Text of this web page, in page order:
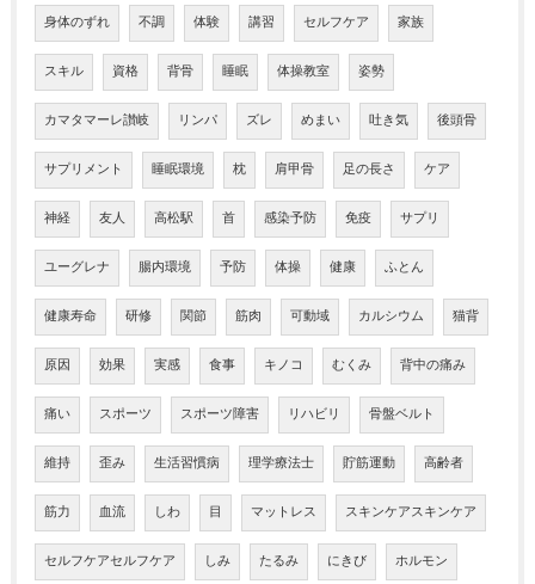
身体のずれ 不調 体験 講習 セルフケア 家族
スキル 資格 背骨 睡眠 体操教室 姿勢
カマタマーレ讃岐 リンパ ズレ めまい 吐き気 後頭骨
サプリメント 睡眠環境 枕 肩甲骨 足の長さ ケア
神経 友人 高松駅 首 感染予防 免疫 サプリ
ユーグレナ 腸内環境 予防 体操 健康 ふとん
健康寿命 研修 関節 筋肉 可動域 カルシウム 猫背
原因 効果 実感 食事 キノコ むくみ 背中の痛み
痛い スポーツ スポーツ障害 リハビリ 骨盤ベルト
維持 歪み 生活習慣病 理学療法士 貯筋運動 高齢者
筋力 血流 しわ 目 マットレス スキンケアスキンケア
セルフケアセルフケア しみ たるみ にきび ホルモン